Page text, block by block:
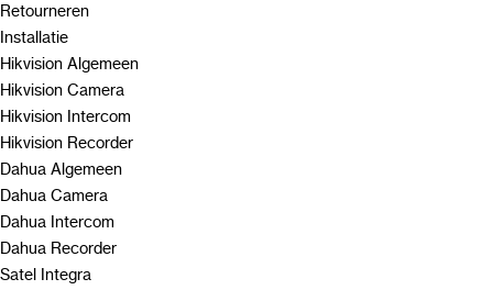
Retourneren
Installatie
Hikvision Algemeen
Hikvision Camera
Hikvision Intercom
Hikvision Recorder
Dahua Algemeen
Dahua Camera
Dahua Intercom
Dahua Recorder
Satel Integra